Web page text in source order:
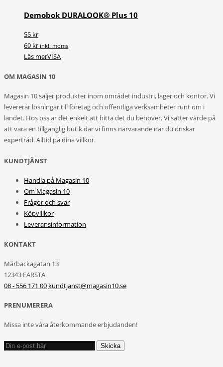
Demobok DURALOOK® Plus 10
55 kr
69 kr inkl. moms
Läs merVISA
OM MAGASIN 10
Magasin 10 säljer produkter inom området industri, lager och kontor. Vi
levererar lösningar till företag och offentliga verksamheter runt om i
landet. Hos oss är det enkelt att hitta det du behöver. Vi sätter värde på
att vara en tillgänglig butik där vi finns närvarande när du önskar
expertråd. Alltid på dina villkor.
KUNDTJÄNST
Handla på Magasin 10
Om Magasin 10
Frågor och svar
Köpvillkor
Leveransinformation
KONTAKT
Mårbackagatan 13
12343 FARSTA
08 - 556 171 00 kundtjanst@magasin10.se
PRENUMERERA
Missa inte våra återkommande erbjudanden!
Skicka